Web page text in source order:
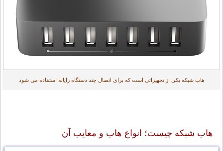
هاب شبکه یکی از تجهیزاتی است که برای اتصال چند دستگاه رایانه استفاده می شود
هاب شبکه چیست؛ انواع هاب و معایب آن